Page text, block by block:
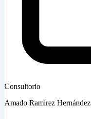
Consultorio
Amado Ramírez Hernández